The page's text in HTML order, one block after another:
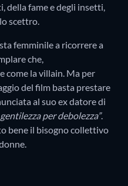
della fame e degli insetti,
scettro.
femminile a ricorrere a
che,
come la villain. Ma per
del film basta prestare
al suo ex datore di
per debolezza”.
bene il bisogno collettivo